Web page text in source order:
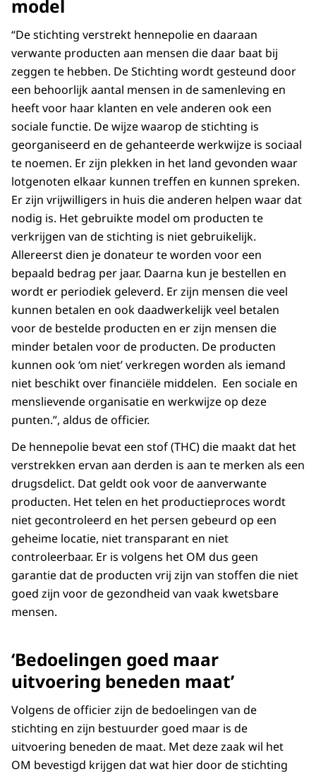
model
“De stichting verstrekt hennepolie en daaraan
verwante producten aan mensen die daar baat bij
zeggen te hebben. De Stichting wordt gesteund door
een behoorlijk aantal mensen in de samenleving en
heeft voor haar klanten en vele anderen ook een
sociale functie. De wijze waarop de stichting is
georganiseerd en de gehanteerde werkwijze is sociaal
te noemen. Er zijn plekken in het land gevonden waar
lotgenoten elkaar kunnen treffen en kunnen spreken.
Er zijn vrijwilligers in huis die anderen helpen waar dat
nodig is. Het gebruikte model om producten te
verkrijgen van de stichting is niet gebruikelijk.
Allereerst dien je donateur te worden voor een
bepaald bedrag per jaar. Daarna kun je bestellen en
wordt er periodiek geleverd. Er zijn mensen die veel
kunnen betalen en ook daadwerkelijk veel betalen
voor de bestelde producten en er zijn mensen die
minder betalen voor de producten. De producten
kunnen ook ‘om niet’ verkregen worden als iemand
niet beschikt over financiële middelen. Een sociale en
menslievende organisatie en werkwijze op deze
punten.”, aldus de officier.
De hennepolie bevat een stof (THC) die maakt dat het
verstrekken ervan aan derden is aan te merken als een
drugsdelict. Dat geldt ook voor de aanverwante
producten. Het telen en het productieproces wordt
niet gecontroleerd en het persen gebeurd op een
geheime locatie, niet transparant en niet
controleerbaar. Er is volgens het OM dus geen
garantie dat de producten vrij zijn van stoffen die niet
goed zijn voor de gezondheid van vaak kwetsbare
mensen.
‘Bedoelingen goed maar
uitvoering beneden maat’
Volgens de officier zijn de bedoelingen van de
stichting en zijn bestuurder goed maar is de
uitvoering beneden de maat. Met deze zaak wil het
OM bevestigd krijgen dat wat hier door de stichting